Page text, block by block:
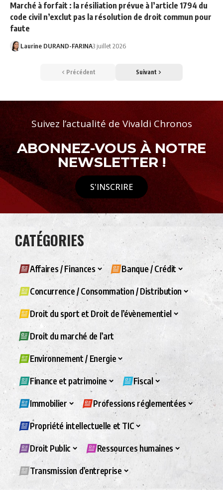
Marché à forfait : la résiliation prévue à l’article 1794 du
code civil n’exclut pas la résolution de droit commun pour
faute
Laurine DURAND-FARINA3 juillet 2026
Précédent Suivant
Suivez l’actualité de Vivaldi Chronos
ABONNEZ-VOUS À NOTRE
NEWSLETTER !
S'INSCRIRE
CATÉGORIES
Affaires / Finances Banque / Crédit
Concurrence / Consommation / Distribution
Droit du sport et Droit de l’évènementiel
Droit du marché de l’art
Environnement / Energie
Finance et patrimoine Fiscal
Immobilier Professions réglementées
Propriété intellectuelle et TIC
Droit Public Ressources humaines
Transmission d’entreprise